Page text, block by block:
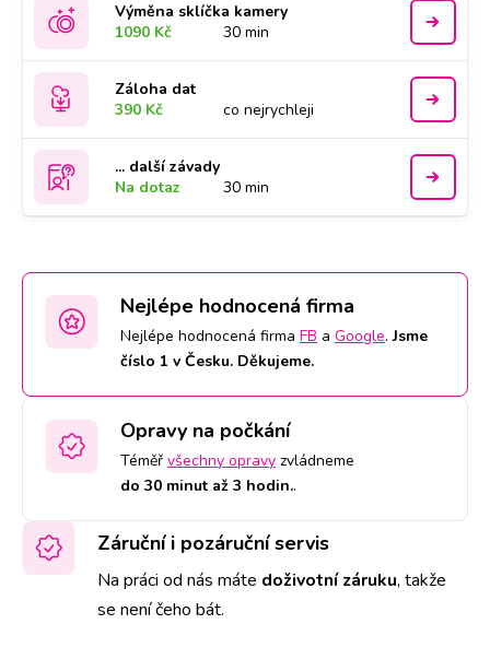
Výměna sklíčka kamery
1090 Kč
30 min
Záloha dat
390 Kč
co nejrychleji
... další závady
Na dotaz
30 min
Nejlépe hodnocená firma
Nejlépe hodnocená firma FB a Google.Jsme
číslo 1 v Česku. Děkujeme.
Opravy na počkání
Téměř všechny opravy zvládneme
do 30 minut až 3 hodin..
Záruční i pozáruční servis
Na práci od nás máte doživotní záruku, takže
se není čeho bát.